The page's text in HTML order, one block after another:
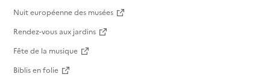
Nuit européenne des musées
Rendez-vous aux jardins
Fête de la musique
Biblis en folie